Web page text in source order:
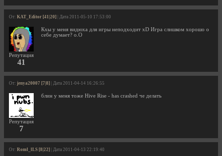
От: KAT_Editor [41|20] | Дата 2011-05-10 17:53:00
Репутация
41
Кхы у меня видюха для игры неподходит xD Игра слишком хорошо о
себе думает? o.O
От: jenya20007 [7|8] | Дата 2011-04-14 16:26:55
Репутация
7
блин у меня тоже Hive Rise - has crashed че делать
От: Roml_lLS [8|22] | Дата 2011-04-13 22:19:40